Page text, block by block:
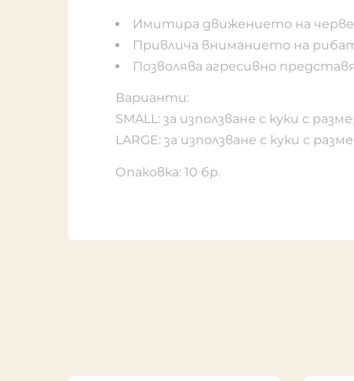
Имитира движението на
Привлича вниманието на
Позволява агресивно
Варианти:
SMALL: за използване с куки с
LARGE: за използване с куки с
Опаковка: 10 бр.